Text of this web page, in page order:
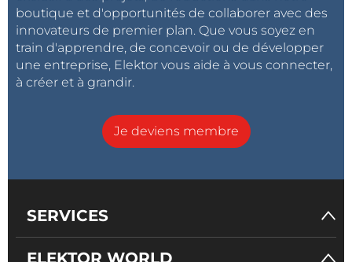
boutique et d'opportunités de collaborer avec des
innovateurs de premier plan. Que vous soyez en
train d'apprendre, de concevoir ou de développer
une entreprise, Elektor vous aide à vous connecter,
à créer et à grandir.
Je deviens membre
SERVICES